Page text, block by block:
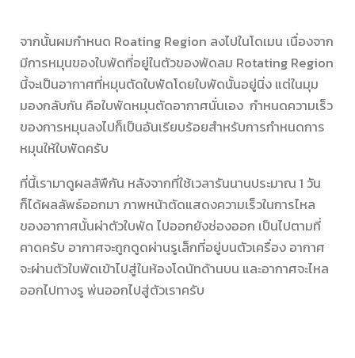
จากนั้นผมกำหนด Roating Region ลงไปในโดเมน เนื่องจาก
มีการหมุนของใบพัดที่อยู่ในตัวของพัดลม Rotating Region
นี้จะเป็นอากาศที่หมุนตัดใบพัดโดยใบพัดนั้นอยู่นิ่ง แต่ในมุม
มองกลับกัน คือใบพัดหมุนตัดอากาศนั่นเอง กำหนดความเร็ว
ของการหมุนลงไปก็เป็นอันเรียบร้อยสำหรับการกำหนดการ
หมุนให้ใบพัดครับ
ที่นี้เรามาดูผลลัพืกัน หลังจากที่ใช้เวลารันนานประมาณ 1 วัน
ก็ได้ผลลัพธ์ออกมา ภาพหน้าตัดแสดงความเร็วในการไหล
ของอากาศนั้นผ่าตัวใบพัด ไปออกยังช่องออก เป็นไปตามที่
คาดครับ อากาศจะถูกดูดผ่านรูเล็กที่อยู่บนตัวเครื่อง อากาศ
จะผ่านตัวใบพัดเข้าไปสู่ในห้องโดนัทด้านบน และอากาศจะไหล
ออกไปทางรู พ่นออกไปสู่ตัวเราครับ